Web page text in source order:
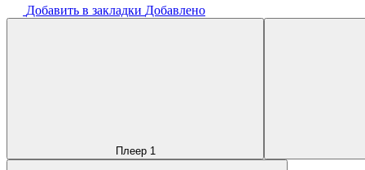
Добавить в закладки Добавлено
Плеер 1